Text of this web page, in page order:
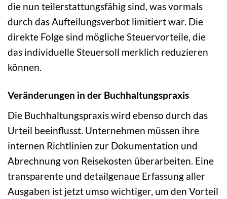
die nun teilerstattungsfähig sind, was vormals
durch das Aufteilungsverbot limitiert war. Die
direkte Folge sind mögliche Steuervorteile, die
das individuelle Steuersoll merklich reduzieren
können.
Veränderungen in der Buchhaltungspraxis
Die Buchhaltungspraxis wird ebenso durch das
Urteil beeinflusst. Unternehmen müssen ihre
internen Richtlinien zur Dokumentation und
Abrechnung von Reisekosten überarbeiten. Eine
transparente und detailgenaue Erfassung aller
Ausgaben ist jetzt umso wichtiger, um den Vorteil